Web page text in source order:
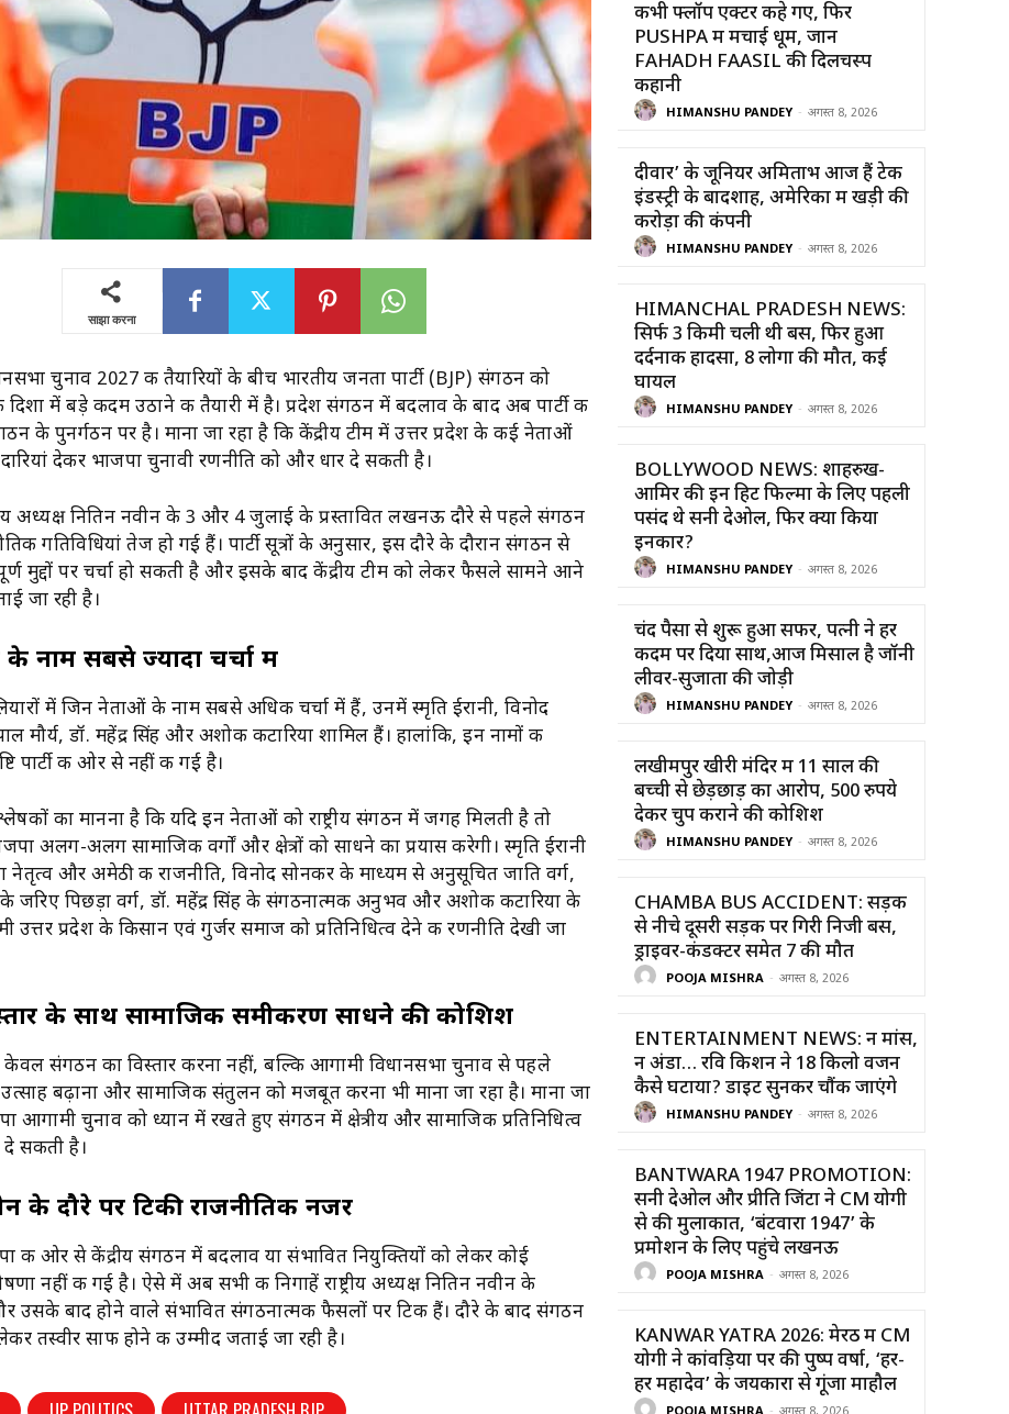
साझा करना
चुनाव 2027 की तैयारियों के बीच भारतीय जनता पार्टी (BJP) संगठन को
में बड़े कदम उठाने की तैयारी में है। प्रदेश संगठन में बदलाव के बाद अब पार्टी की
के पुनर्गठन पर है। माना जा रहा है कि केंद्रीय टीम में उत्तर प्रदेश के कई नेताओं
देकर भाजपा चुनावी रणनीति को और धार दे सकती है।
अध्यक्ष नितिन नवीन के 3 और 4 जुलाई के प्रस्तावित लखनऊ दौरे से पहले संगठन
गतिविधियां तेज हो गई हैं। पार्टी सूत्रों के अनुसार, इस दौरे के दौरान संगठन से
मुद्दों पर चर्चा हो सकती है और इसके बाद केंद्रीय टीम को लेकर फैसले सामने आने
जा रही है।
नाम सबसे ज्यादा चर्चा में
में जिन नेताओं के नाम सबसे अधिक चर्चा में हैं, उनमें स्मृति ईरानी, विनोद
मौर्य, डॉ. महेंद्र सिंह और अशोक कटारिया शामिल हैं। हालांकि, इन नामों की
पार्टी की ओर से नहीं की गई है।
का मानना है कि यदि इन नेताओं को राष्ट्रीय संगठन में जगह मिलती है तो
अलग-अलग सामाजिक वर्गों और क्षेत्रों को साधने का प्रयास करेगी। स्मृति ईरानी
नेतृत्व और अमेठी की राजनीति, विनोद सोनकर के माध्यम से अनुसूचित जाति वर्ग,
के जरिए पिछड़ा वर्ग, डॉ. महेंद्र सिंह के संगठनात्मक अनुभव और अशोक कटारिया के
उत्तर प्रदेश के किसान एवं गुर्जर समाज को प्रतिनिधित्व देने की रणनीति देखी जा
के साथ सामाजिक समीकरण साधने की कोशिश
केवल संगठन का विस्तार करना नहीं, बल्कि आगामी विधानसभा चुनाव से पहले
बढ़ाना और सामाजिक संतुलन को मजबूत करना भी माना जा रहा है। माना जा
आगामी चुनाव को ध्यान में रखते हुए संगठन में क्षेत्रीय और सामाजिक प्रतिनिधित्व
दे सकती है।
के दौरे पर टिकी राजनीतिक नजरें
की ओर से केंद्रीय संगठन में बदलाव या संभावित नियुक्तियों को लेकर कोई
नहीं की गई है। ऐसे में अब सभी की निगाहें राष्ट्रीय अध्यक्ष नितिन नवीन के
बाद होने वाले संभावित संगठनात्मक फैसलों पर टिकी हैं। दौरे के बाद संगठन
तस्वीर साफ होने की उम्मीद जताई जा रही है।
कभी फ्लॉप एक्टर कहे गए, फिर
PUSHPA में मचाई धूम, जानें
FAHADH FAASIL की दिलचस्प
कहानी
HIMANSHU PANDEY - अगस्त 8, 2026
दीवार’ के जूनियर अमिताभ आज हैं टेक
इंडस्ट्री के बादशाह, अमेरिका में खड़ी की
करोड़ों की कंपनी
HIMANSHU PANDEY - अगस्त 8, 2026
HIMANCHAL PRADESH NEWS:
सिर्फ 3 किमी चली थी बस, फिर हुआ
दर्दनाक हादसा, 8 लोगों की मौत, कई
घायल
HIMANSHU PANDEY - अगस्त 8, 2026
BOLLYWOOD NEWS: शाहरुख-
आमिर की इन हिट फिल्मों के लिए पहली
पसंद थे सनी देओल, फिर क्यों किया
इनकार?
HIMANSHU PANDEY - अगस्त 8, 2026
चंद पैसों से शुरू हुआ सफर, पत्नी ने हर
कदम पर दिया साथ,आज मिसाल है जॉनी
लीवर-सुजाता की जोड़ी
HIMANSHU PANDEY - अगस्त 8, 2026
लखीमपुर खीरी मंदिर में 11 साल की
बच्ची से छेड़छाड़ का आरोप, 500 रुपये
देकर चुप कराने की कोशिश
HIMANSHU PANDEY - अगस्त 8, 2026
CHAMBA BUS ACCIDENT: सड़क
से नीचे दूसरी सड़क पर गिरी निजी बस,
ड्राइवर-कंडक्टर समेत 7 की मौत
POOJA MISHRA - अगस्त 8, 2026
ENTERTAINMENT NEWS: न मांस,
न अंडा… रवि किशन ने 18 किलो वजन
कैसे घटाया? डाइट सुनकर चौंक जाएंगे
HIMANSHU PANDEY - अगस्त 8, 2026
BANTWARA 1947 PROMOTION:
सनी देओल और प्रीति जिंटा ने CM योगी
से की मुलाकात, ‘बंटवारा 1947’ के
प्रमोशन के लिए पहुंचे लखनऊ
POOJA MISHRA - अगस्त 8, 2026
KANWAR YATRA 2026: मेरठ में CM
योगी ने कांवड़ियों पर की पुष्प वर्षा, ‘हर-
हर महादेव’ के जयकारों से गूंजा माहौल